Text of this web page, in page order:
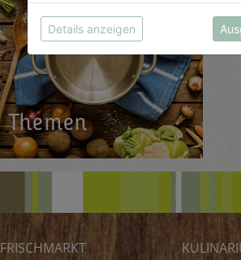
The­men
FRISCHMARKT
Details anzeigen